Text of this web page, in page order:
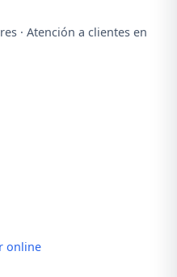
· Atención a clientes en
online